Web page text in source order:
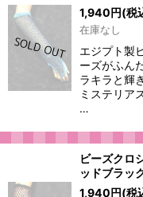
1,940円(税
在庫なし
エジプト製
ーズがふん
ラキラと輝
ミステリア
…
ビーズクロ
ッドブラッ
1,940円(税